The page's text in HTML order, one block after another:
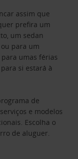
assim que
prefira um
um sedan
para um
umas férias
si estará à
de
e modelos
Escolha o
de aluguer.